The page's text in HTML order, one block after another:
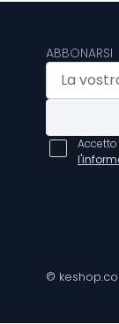
ABBONARSI
Accetto
©